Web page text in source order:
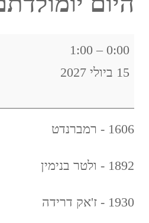
היום
יומולדתם
0:00
–
1:00
15 ביולי 2027
1606 - רמברנדט
1892 - ולטר בנימין
1930 - ז'אק דרידה